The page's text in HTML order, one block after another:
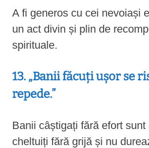
A fi generos cu cei nevoiași
un act divin și plin de
spirituale.
13. „Banii făcuți ușor se
repede.”
Banii câștigați fără efort sunt
cheltuiți fără grijă și nu